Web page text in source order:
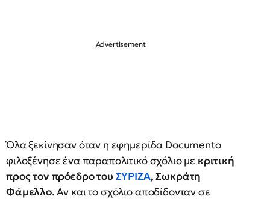
Όλα ξεκίνησαν όταν η εφημερίδα Documento
φιλοξένησε ένα παραπολιτικό σχόλιο με κριτική
προς τον πρόεδρο του ΣΥΡΙΖΑ, Σωκράτη
Φάμελλο. Αν και το σχόλιο αποδίδονταν σε